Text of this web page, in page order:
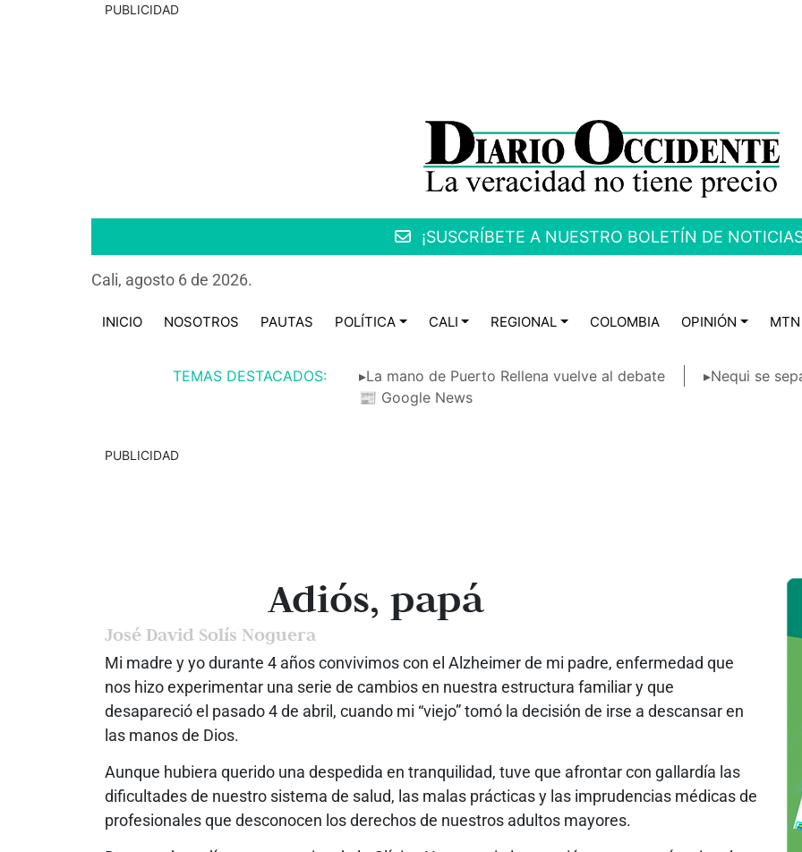
PUBLICIDAD
¡SUSCRÍBETE A NUESTRO BOLETÍN DE
Cali, agosto 6 de 2026.
INICIO NOSOTROS PAUTAS POLÍTICA CALI REGIONAL COLOMBIA OPINIÓN MTN
TEMAS DESTACADOS: ▸La mano de Puerto Rellena vuelve al debate
▸Nequi se
📰 Google News
PUBLICIDAD
Adiós, papá
José David Solís Noguera
Mi madre y yo durante 4 años convivimos con el Alzheimer de mi padre, enfermedad que
nos hizo experimentar una serie de cambios en nuestra estructura familiar y que
desapareció el pasado 4 de abril, cuando mi “viejo” tomó la decisión de irse a descansar en
las manos de Dios.
Aunque hubiera querido una despedida en tranquilidad, tuve que afrontar con gallardía las
dificultades de nuestro sistema de salud, las malas prácticas y las imprudencias médicas de
profesionales que desconocen los derechos de nuestros adultos mayores.